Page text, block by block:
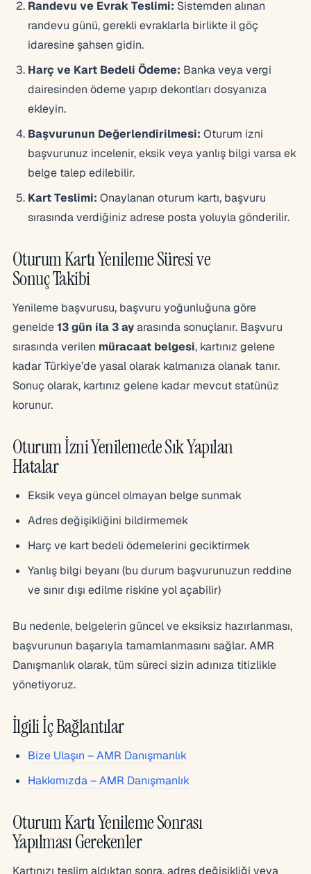
Randevu ve Evrak Teslimi: Sistemden alınan
randevu günü, gerekli evraklarla birlikte il göç
idaresine şahsen gidin.
Harç ve Kart Bedeli Ödeme: Banka veya vergi
dairesinden ödeme yapıp dekontları dosyanıza
ekleyin.
Başvurunun Değerlendirilmesi: Oturum izni
başvurunuz incelenir, eksik veya yanlış bilgi varsa ek
belge talep edilebilir.
Kart Teslimi: Onaylanan oturum kartı, başvuru
sırasında verdiğiniz adrese posta yoluyla gönderilir.
Oturum Kartı Yenileme Süresi ve
Sonuç Takibi
Yenileme başvurusu, başvuru yoğunluğuna göre
genelde13 gün ila 3 ayarasında sonuçlanır. Başvuru
sırasında verilen müracaat belgesi, kartınız gelene
kadar Türkiye’de yasal olarak kalmanıza olanak tanır.
Sonuç olarak, kartınız gelene kadar mevcut statünüz
korunur.
Oturum İzni Yenilemede Sık Yapılan
Hatalar
Eksik veya güncel olmayan belge sunmak
Adres değişikliğini bildirmemek
Harç ve kart bedeli ödemelerini geciktirmek
Yanlış bilgi beyanı (bu durum başvurunuzun reddine
ve sınır dışı edilme riskine yol açabilir)
Bu nedenle, belgelerin güncel ve eksiksiz hazırlanması,
başvurunun başarıyla tamamlanmasını sağlar. AMR
Danışmanlık olarak, tüm süreci sizin adınıza titizlikle
yönetiyoruz.
İlgili İç Bağlantılar
Bize Ulaşın – AMR Danışmanlık
Hakkımızda – AMR Danışmanlık
Oturum Kartı Yenileme Sonrası
Yapılması Gerekenler
Kartınızı teslim aldıktan sonra, adres değişikliği veya